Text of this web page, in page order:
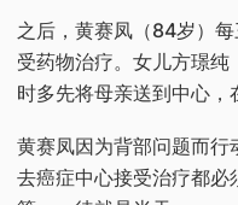
之后，黄赛凤（84岁）
受药物治疗。女儿方璟
时多先将母亲送到中心，
黄赛凤因为背部问题而行
去癌症中心接受治疗都